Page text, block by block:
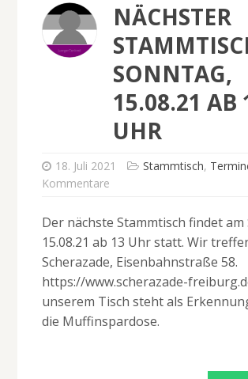
NÄCHSTER
SONNTAG,
15.08.21 AB
UHR
18. Juli 2021 Stammtisch,
Kommentare
Der nächste Stammtisch findet am
15.08.21 ab 13 Uhr statt. Wir
Scherazade, Eisenbahnstraße 58.
https://www.scherazade-
unserem Tisch steht als
die Muffinspardose.